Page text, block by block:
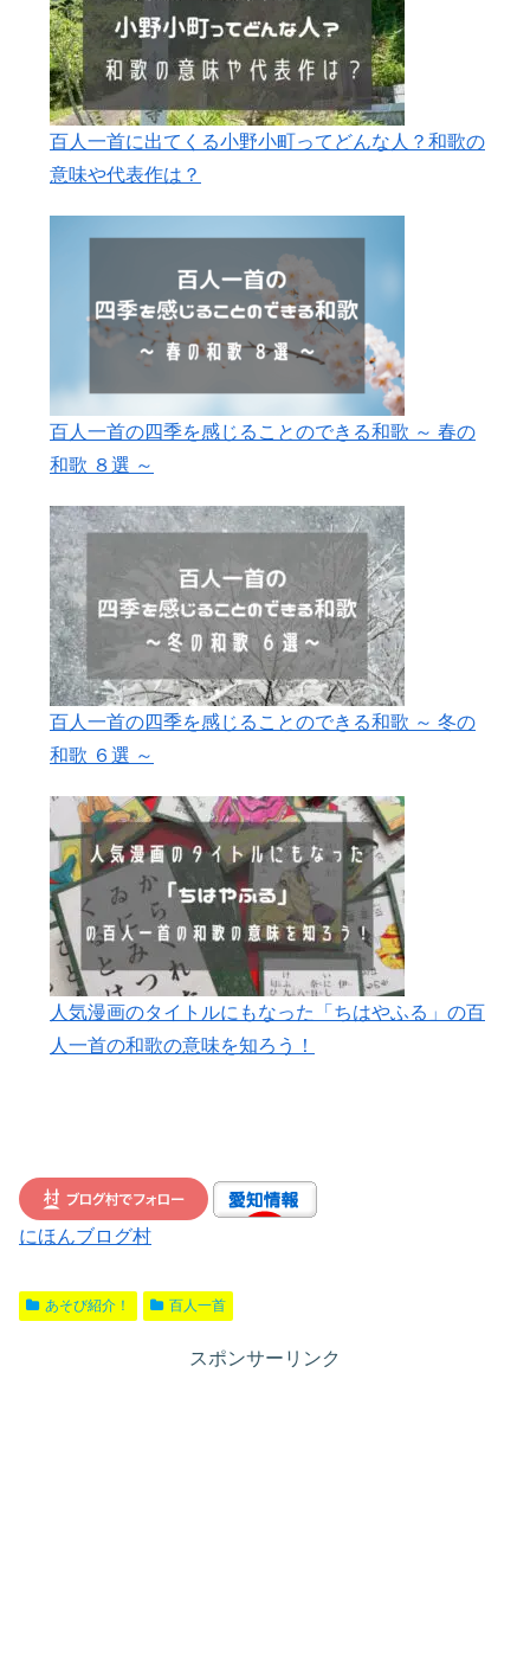
百人一首に出てくる小野小町ってどんな人？和歌の
意味や代表作は？
百人一首の四季を感じることのできる和歌 ～ 春の
和歌 ８選 ～
百人一首の四季を感じることのできる和歌 ～ 冬の
和歌 ６選 ～
人気漫画のタイトルにもなった「ちはやふる」の百
人一首の和歌の意味を知ろう！
にほんブログ村
あそび紹介！ 百人一首
スポンサーリンク